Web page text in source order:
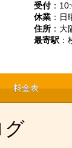
受付：
休業 ：日
住所 ：
最寄駅
料金表
グ